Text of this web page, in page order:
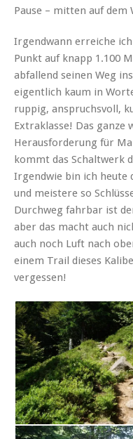
Pause – mitten auf dem
Irgendwann erreiche
Punkt auf knapp 1.100
abfallend seinen Weg
eigentlich kaum in
ruppig, anspruchsvoll,
Extraklasse! Das
Herausforderung für
kommt das Schaltwerk
Irgendwie bin ich heute
und meistere so
Durchweg fahrbar ist
aber das macht auch
auch noch Luft nach
einem Trail dieses
vergessen!